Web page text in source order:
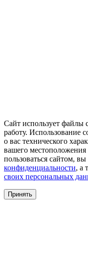
Сайт использует файлы
работу. Использование
о вас технического
вашего
пользоваться сайтом, вы
конфиденциальности, а
своих персональных
Принять